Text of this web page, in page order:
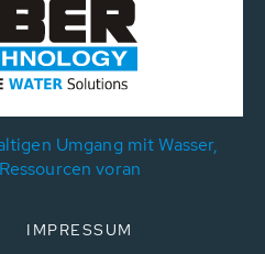
Umgang mit Wasser,
voran
IMPRESSUM